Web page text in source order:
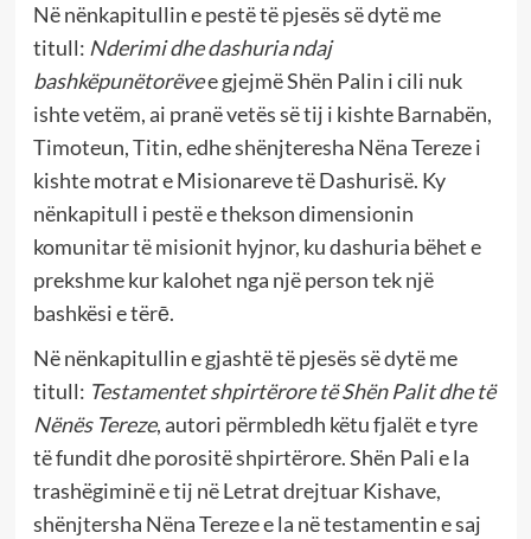
Në nënkapitullin e pestë të pjesës së dytë me
titull: Nderimi dhe dashuria ndaj
bashkëpunëtorëvee gjejmë Shën Palin i cili nuk
ishte vetëm, ai pranë vetës së tij i kishte Barnabën,
Timoteun, Titin, edhe shënjteresha Nëna Tereze i
kishte motrat e Misionareve të Dashurisë. Ky
nënkapitull i pestë e thekson dimensionin
komunitar të misionit hyjnor, ku dashuria bëhet e
prekshme kur kalohet nga një person tek një
bashkësi e tërē.
Në nënkapitullin e gjashtë të pjesës së dytë me
titull: Testamentet shpirtërore të Shën Palit dhe të
Nënës Tereze, autori përmbledh këtu fjalët e tyre
të fundit dhe porositë shpirtërore. Shën Pali e la
trashëgiminë e tij në Letrat drejtuar Kishave,
shënjtersha Nëna Tereze e la në testamentin e saj